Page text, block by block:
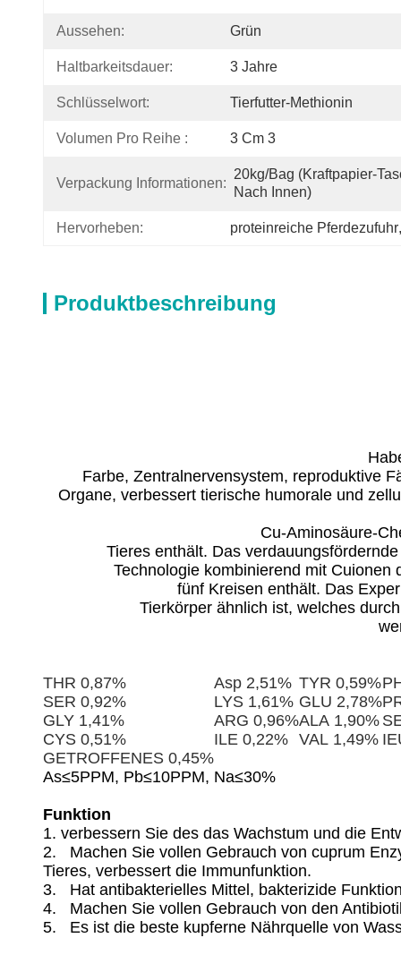
Aussehen: Grün
Haltbarkeitsdauer: 3 Jahre
Schlüsselwort: Tierfutter-Methionin
Volumen Pro Reihe : 3 Cm 3
Verpackung Informationen:
20kg/bag (Kraftpapier-
Nach Innen)
Hervorheben: proteinreiche Pferdezufuhr
Produktbeschreibung
Farbe, Zentralnervensystem, reproduktive
Organe, verbessert tierische humorale und
Cu-Aminosäure-
Tieres enthält. Das
Technologie kombinierend mit
fünf Kreisen enthält. Das
Tierkörper ähnlich ist, welches
THR 0,87% Asp 2,51% TYR 0,59%
SER 0,92%
LYS 1,61% GLU 2,78%
GLY 1,41%
ARG 0,96%ALA 1,90%
CYS 0,51%
ILE 0,22% VAL 1,49%
GETROFFENES 0,45%
As≤5PPM, Pb≤10PPM, Na≤30%
Funktion
1. verbessern Sie des das Wachstum und die
2. Machen Sie vollen Gebrauch von cuprum
Tieres, verbessert die Immunfunktion.
3. Hat antibakterielles Mittel, bakterizide
4. Machen Sie vollen Gebrauch von den
5. Es ist die beste kupferne Nährquelle von